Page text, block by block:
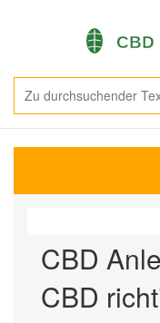
CBD
CBD